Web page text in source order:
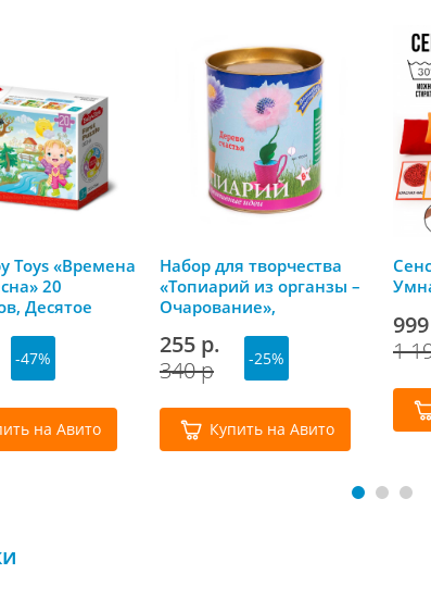
Toys «Времена
20
Десятое
-47%
на Авито
Набор для творчества
«Топиарий из органзы –
Очарование»,
255 р.
340 р
-25%
Купить на Авито
1